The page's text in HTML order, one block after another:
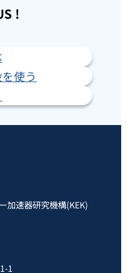
!
使う
加速器研究機構(KEK)
1